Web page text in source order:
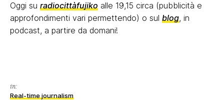
Oggi su radiocittàfujiko alle 19,15 circa (pubblicità e
approfondimenti vari permettendo) o sul blog, in
podcast, a partire da domani!
in:
Real-time journalism